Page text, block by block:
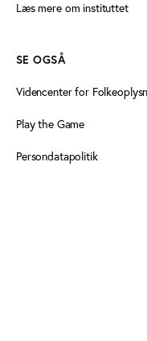
Læs mere om instituttet
SE OGSÅ
Videncenter for
Play the Game
Persondatapolitik